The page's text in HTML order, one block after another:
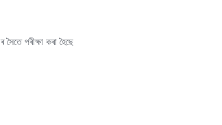
পৰীক্ষা কৰা হৈছে